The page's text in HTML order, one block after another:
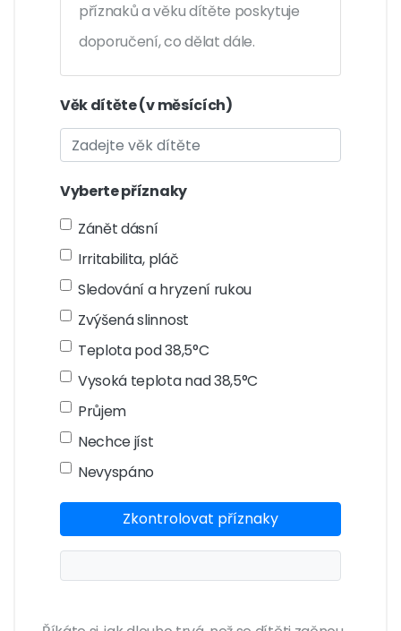
příznaků a věku dítěte poskytuje
doporučení, co dělat dále.
Věk dítěte (v měsících)
Vyberte příznaky
Zánět dásní
Irritabilita, pláč
Sledování a hryzení rukou
Zvýšená slinnost
Teplota pod 38,5°C
Vysoká teplota nad 38,5°C
Průjem
Nechce jíst
Nevyspáno
Zkontrolovat příznaky